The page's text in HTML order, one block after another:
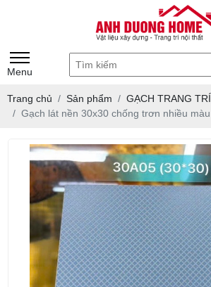
Menu
Trang chủ Sản phẩm
GẠCH TRANG TRÍ
Gạch lát nền 30x30 chống trơn nhiều màu